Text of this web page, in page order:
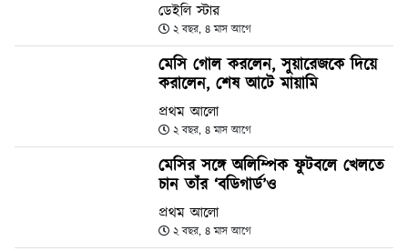
ডেইলি স্টার
২ বছর, ৪ মাস আগে
মেসি গোল করলেন, সুয়ারেজকে দিয়ে
করালেন, শেষ আটে মায়ামি
প্রথম আলো
২ বছর, ৪ মাস আগে
মেসির সঙ্গে অলিম্পিক ফুটবলে খেলতে
চান তাঁর ‘বডিগার্ড’ও
প্রথম আলো
২ বছর, ৪ মাস আগে